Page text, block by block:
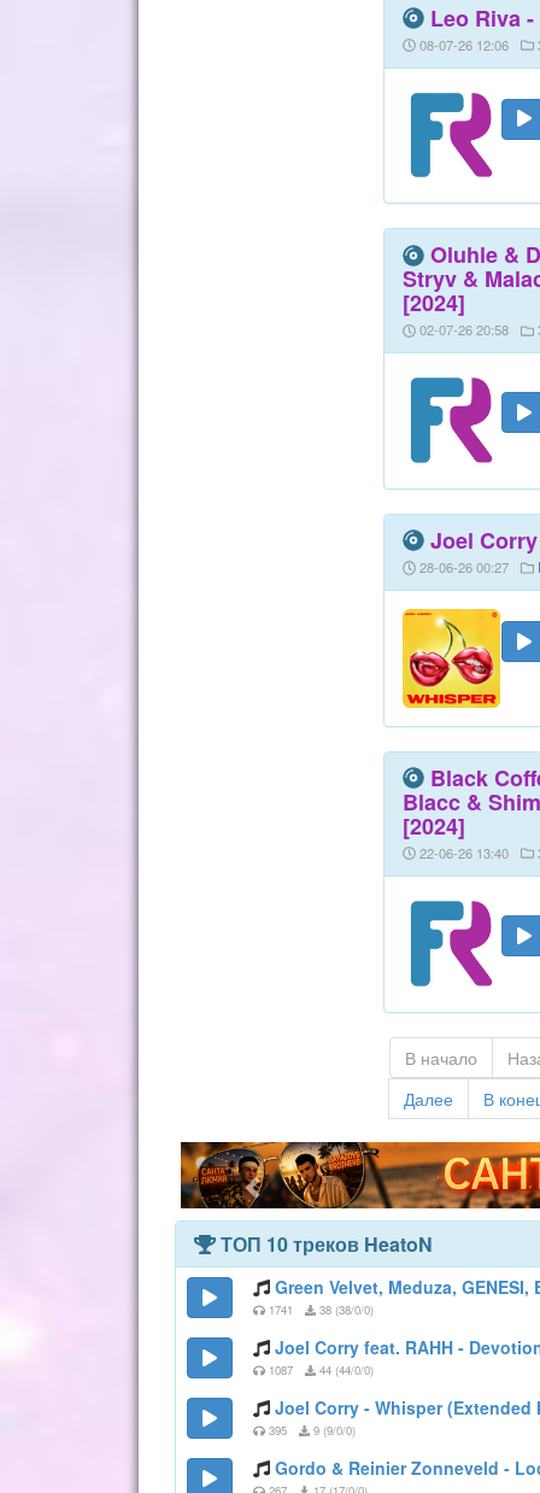
Leo Riva
08-07-26 12:06
Oluhle &
Stryv &
[2024]
02-07-26 20:58
Joel
28-06-26 00:27
Black
Blacc &
[2024]
22-06-26 13:40
В начало
Далее
В
ТОП 10 треков HeatoN
Green Velvet, Meduza,
1741 38 (38/0/0)
Joel Corry feat. RAHH -
1087 44 (44/0/0)
Joel Corry - Whisper
395 9 (9/0/0)
Gordo & Reinier Zonneveld -